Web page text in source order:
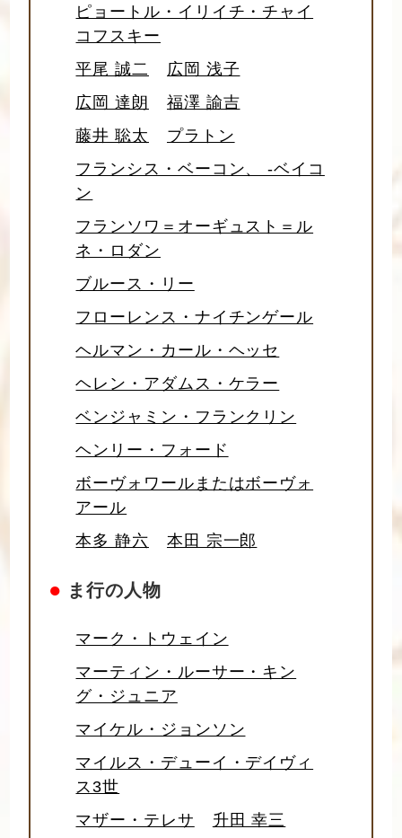
ピョートル・イリイチ・チャイ
コフスキー
平尾 誠二
広岡 浅子
広岡 達朗
福澤 諭吉
藤井 聡太
プラトン
フランシス・ベーコン、 -ベイコ
ン
フランソワ＝オーギュスト＝ル
ネ・ロダン
ブルース・リー
フローレンス・ナイチンゲール
ヘルマン・カール・ヘッセ
ヘレン・アダムス・ケラー
ベンジャミン・フランクリン
ヘンリー・フォード
ボーヴォワールまたはボーヴォ
アール
本多 静六
本田 宗一郎
● ま行の人物
マーク・トウェイン
マーティン・ルーサー・キン
グ・ジュニア
マイケル・ジョンソン
マイルス・デューイ・デイヴィ
ス3世
マザー・テレサ
升田 幸三